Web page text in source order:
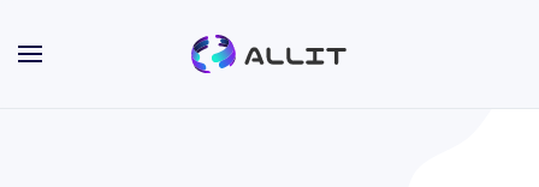
Skip to main content